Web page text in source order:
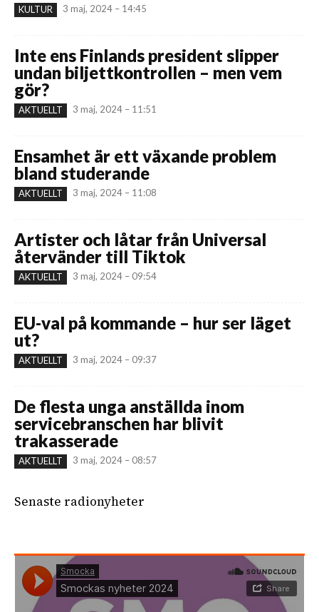
KULTUR 3 maj, 2024 – 14:45
Inte ens Finlands president slipper
undan biljettkontrollen – men vem
gör?
AKTUELLT 3 maj, 2024 – 11:51
Ensamhet är ett växande problem
bland studerande
AKTUELLT 3 maj, 2024 – 11:08
Artister och låtar från Universal
återvänder till Tiktok
AKTUELLT 3 maj, 2024 – 09:54
EU-val på kommande – hur ser läget
ut?
AKTUELLT 3 maj, 2024 – 09:37
De flesta unga anställda inom
servicebranschen har blivit
trakasserade
AKTUELLT 3 maj, 2024 – 08:57
Senaste radionyheter